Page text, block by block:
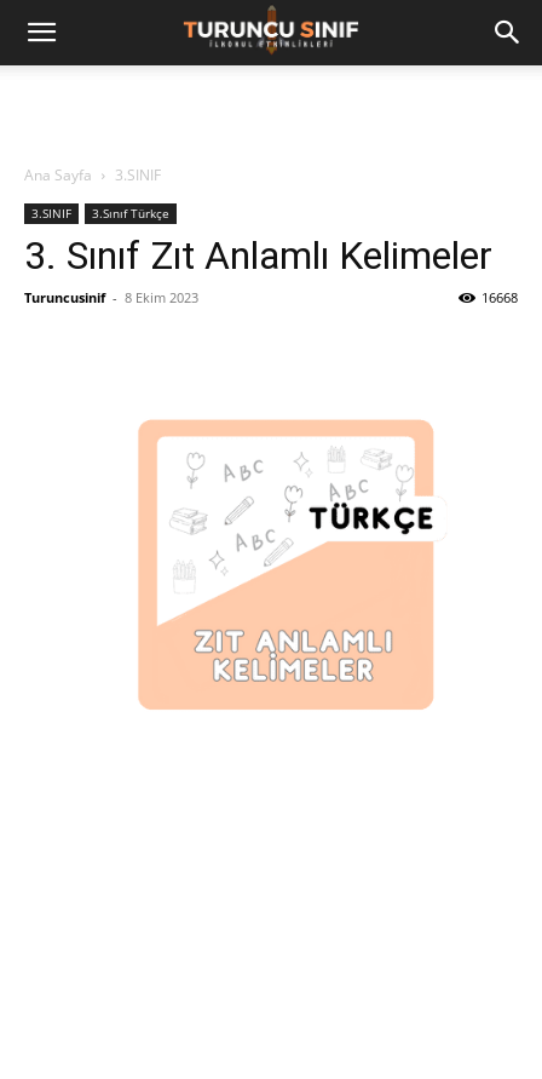
Ana Sayfa 3.SINIF
3.SINIF 3.Sınıf Türkçe
3. Sınıf Zıt Anlamlı Kelimeler
Turuncusinif - 8 Ekim 2023 16668